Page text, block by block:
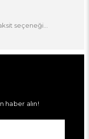
seçeneği...
haber alın!